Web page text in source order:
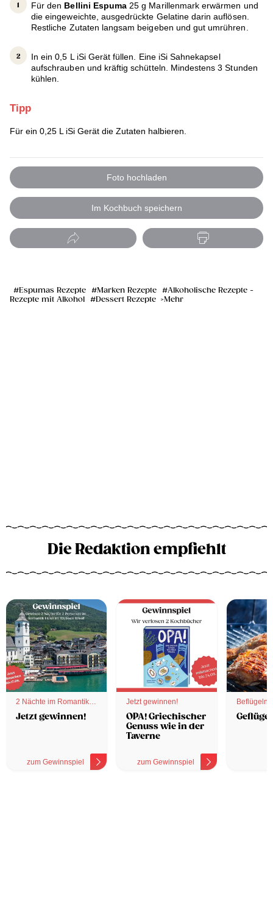
Für den Bellini Espuma 25 g Marillenmark erwärmen und
die eingeweichte, ausgedrückte Gelatine darin auflösen.
Restliche Zutaten langsam beigeben und gut umrühren.
In ein 0,5 L iSi Gerät füllen. Eine iSi Sahnekapsel
aufschrauben und kräftig schütteln. Mindestens 3 Stunden
kühlen.
Tipp
Für ein 0,25 L iSi Gerät die Zutaten halbieren.
Foto hochladen
Im Kochbuch speichern
Espumas Rezepte Marken Rezepte
Alkoholische Rezepte -
Rezepte mit Alkohol
Dessert Rezepte Mehr
Die Redaktion empfiehlt
2 Nächte im Romantik
Hotel
Jetzt gewinnen!
zum Gewinnspiel
Jetzt gewinnen!
OPA! Griechischer
Genuss wie in der
Taverne
zum Gewinnspiel